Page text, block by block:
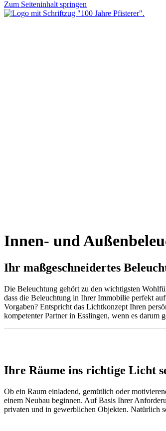
Zum Seiteninhalt springen
Innen- und
Ihr maßgeschneidertes
Die Beleuchtung gehört zu den wichtigsten
dass die Beleuchtung in Ihrer Immobilie perfekt
Vorgaben? Entspricht das Lichtkonzept Ihren
kompetenter Partner in Esslingen, wenn es darum
Ihre Räume ins richtige Licht
Ob ein Raum einladend, gemütlich oder
einem Neubau beginnen. Auf Basis Ihrer
privaten und in gewerblichen Objekten. Natürlich